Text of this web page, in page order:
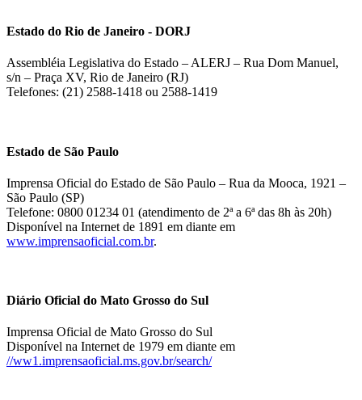
Estado do Rio de Janeiro - DORJ
Assembléia Legislativa do Estado – ALERJ – Rua Dom Manuel,
s/n – Praça XV, Rio de Janeiro (RJ)
Telefones: (21) 2588-1418 ou 2588-1419
Estado de São Paulo
Imprensa Oficial do Estado de São Paulo – Rua da Mooca, 1921 –
São Paulo (SP)
Telefone: 0800 01234 01 (atendimento de 2ª a 6ª das 8h às 20h)
Disponível na Internet de 1891 em diante em
www.imprensaoficial.com.br.
Diário Oficial do Mato Grosso do Sul
Imprensa Oficial de Mato Grosso do Sul
Disponível na Internet de 1979 em diante em
//ww1.imprensaoficial.ms.gov.br/search/